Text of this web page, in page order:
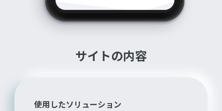
サイトの内容
使用したソリューション